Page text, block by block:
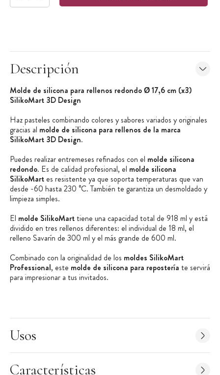
Descripción
Molde de silicona para rellenos redondo Ø 17,6 cm (x3)
SilikoMart 3D Design
Haz pasteles combinando colores y sabores variados y originales
gracias al molde de silicona para rellenos de la marca
SilikoMart 3D Design.
Puedes realizar entremeses refinados con el molde silicona
redondo. Es de calidad profesional, el molde silicona
SilikoMart es resistente ya que soporta temperaturas que van
desde -60 hasta 230 °C. También te garantiza un desmoldado y
limpieza simples.
El molde SilikoMarttiene una capacidad total de 918 ml y está
dividido en tres rellenos diferentes: el individual de 18 ml, el
relleno Savarín de 300 ml y el más grande de 600 ml.
Combinado con la originalidad de los moldes SilikoMart
Professional, este molde de silicona para repostería te servirá
para impresionar a tus invitados.
Fácil de desmoldar
Cuidado simple
Usos
Características